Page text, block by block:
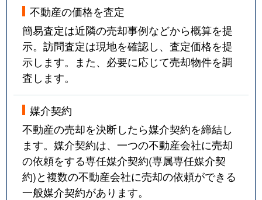
不動産の価格を査定
簡易査定は近隣の売却事例などから概算を提
示。訪問査定は現地を確認し、査定価格を提
示します。また、必要に応じて売却物件を調
査します。
媒介契約
不動産の売却を決断したら媒介契約を締結し
ます。媒介契約は、一つの不動産会社に売却
の依頼をする専任媒介契約(専属専任媒介契
約)と複数の不動産会社に売却の依頼ができる
一般媒介契約があります。